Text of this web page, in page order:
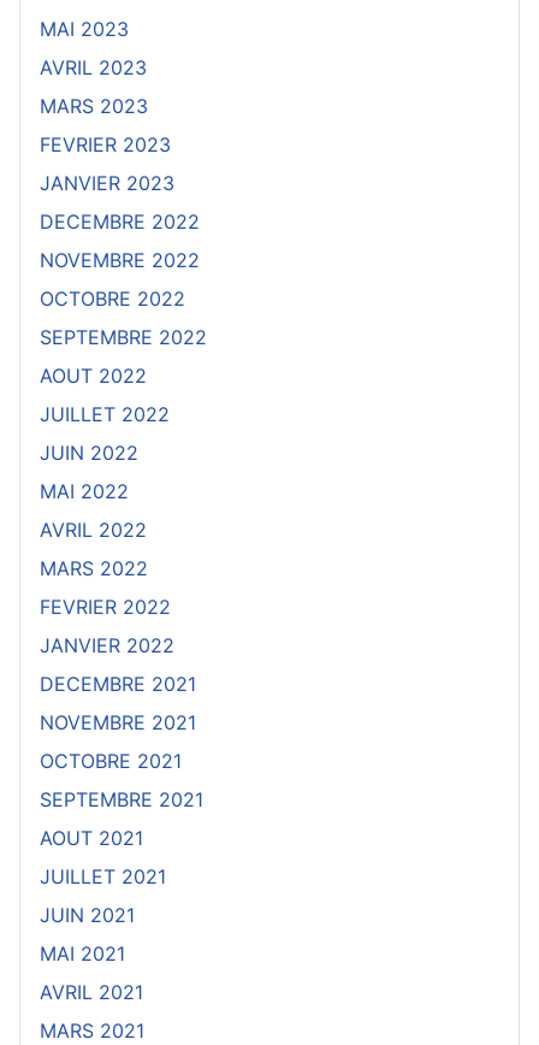
MAI 2023
AVRIL 2023
MARS 2023
FEVRIER 2023
JANVIER 2023
DECEMBRE 2022
NOVEMBRE 2022
OCTOBRE 2022
SEPTEMBRE 2022
AOUT 2022
JUILLET 2022
JUIN 2022
MAI 2022
AVRIL 2022
MARS 2022
FEVRIER 2022
JANVIER 2022
DECEMBRE 2021
NOVEMBRE 2021
OCTOBRE 2021
SEPTEMBRE 2021
AOUT 2021
JUILLET 2021
JUIN 2021
MAI 2021
AVRIL 2021
MARS 2021